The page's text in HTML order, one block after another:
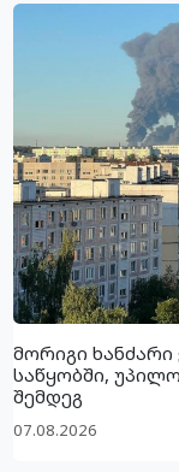
მორიგი ხანძარი
საწყობში,
შემდეგ
07.08.2026